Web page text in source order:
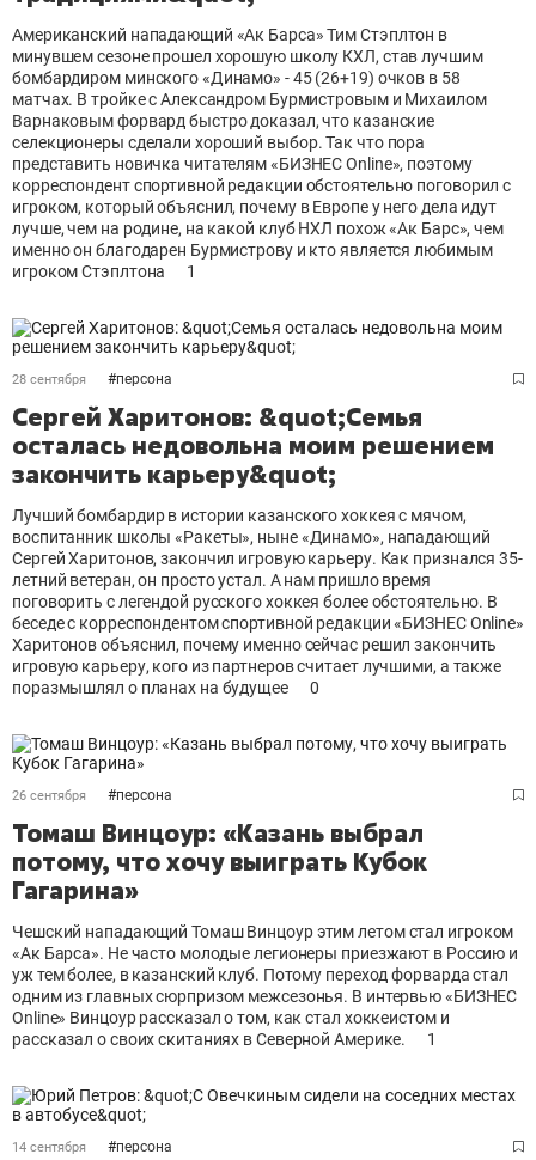
Американский нападающий «Ак Барса» Тим Стэплтон в
минувшем сезоне прошел хорошую школу КХЛ, став лучшим
бомбардиром минского «Динамо» - 45 (26+19) очков в 58
матчах. В тройке с Александром Бурмистровым и Михаилом
Варнаковым форвард быстро доказал, что казанские
селекционеры сделали хороший выбор. Так что пора
представить новичка читателям «БИЗНЕС Оnline», поэтому
корреспондент спортивной редакции обстоятельно поговорил с
игроком, который объяснил, почему в Европе у него дела идут
лучше, чем на родине, на какой клуб НХЛ похож «Ак Барс», чем
именно он благодарен Бурмистрову и кто является любимым
игроком Стэплтона
1
28 сентября #персона
Сергей Харитонов: &quot;Семья
осталась недовольна моим решением
закончить карьеру&quot;
Лучший бомбардир в истории казанского хоккея с мячом,
воспитанник школы «Ракеты», ныне «Динамо», нападающий
Сергей Харитонов, закончил игровую карьеру. Как признался 35-
летний ветеран, он просто устал. А нам пришло время
поговорить с легендой русского хоккея более обстоятельно. В
беседе с корреспондентом спортивной редакции «БИЗНЕС Оnline»
Харитонов объяснил, почему именно сейчас решил закончить
игровую карьеру, кого из партнеров считает лучшими, а также
поразмышлял о планах на будущее
0
26 сентября #персона
Томаш Винцоур: «Казань выбрал
потому, что хочу выиграть Кубок
Гагарина»
Чешский нападающий Томаш Винцоур этим летом стал игроком
«Ак Барса». Не часто молодые легионеры приезжают в Россию и
уж тем более, в казанский клуб. Потому переход форварда стал
одним из главных сюрпризом межсезонья. В интервью «БИЗНЕС
Online» Винцоур рассказал о том, как стал хоккеистом и
рассказал о своих скитаниях в Северной Америке.
1
14 сентября #персона